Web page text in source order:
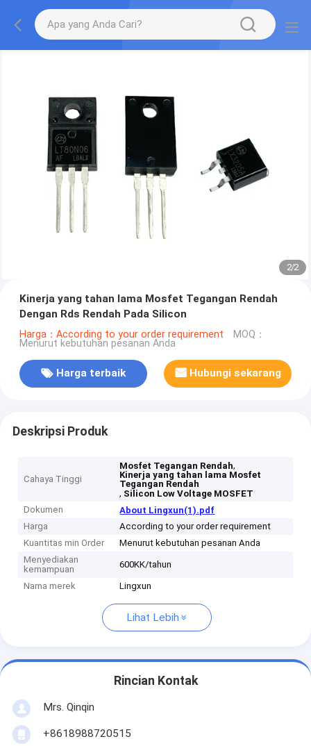
2/2
Kinerja yang tahan lama Mosfet Tegangan Rendah
Dengan Rds Rendah Pada Silicon
Harga：According to your order requirement MOQ：
Menurut kebutuhan pesanan Anda
Harga terbaik Hubungi sekarang
Deskripsi Produk
Cahaya Tinggi
Mosfet Tegangan Rendah,
Kinerja yang tahan lama Mosfet
Tegangan Rendah
, Silicon Low Voltage MOSFET
Dokumen
About Lingxun(1).pdf
Harga
According to your order requirement
Kuantitas min Order
Menurut kebutuhan pesanan Anda
Menyediakan
kemampuan
600KK/tahun
Nama merek Lingxun
Lihat Lebih
Rincian Kontak
Mrs. Qinqin
+8618988720515